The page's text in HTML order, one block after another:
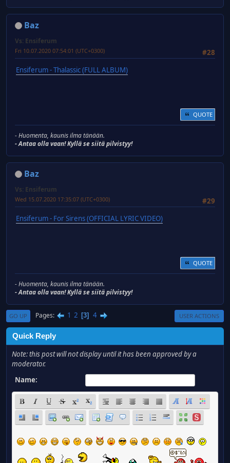
Baz
Vs: Ensiferum
#28
Fri 10.07.2020 07:54:01 (UTC+0300)
Ensiferum - Thalassic (FULL ALBUM)
QUOTE
- Huomenta, kaunis ilma tänään.
- Antaa olla vaan! Kyllä se siitä pilvistyy!
Baz
Vs: Ensiferum
#29
Wed 15.07.2020 17:35:07 (UTC+0300)
Ensiferum - For Sirens (OFFICIAL LYRIC VIDEO)
QUOTE
- Huomenta, kaunis ilma tänään.
- Antaa olla vaan! Kyllä se siitä pilvistyy!
GO UP Pages 1 2 3 4 USER ACTIONS
Quick Reply
Note: this post will not display until it has been approved by a
moderator.
Name: